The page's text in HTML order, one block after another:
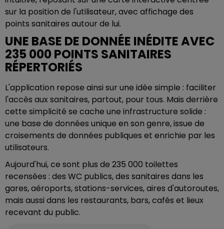
sur la position de l'utilisateur, avec affichage des
points sanitaires autour de lui.
UNE BASE DE DONNÉE INÉDITE AVEC
235 000 POINTS SANITAIRES
RÉPERTORIÉS
L'application repose ainsi sur une idée simple : faciliter
l'accès aux sanitaires, partout, pour tous. Mais derrière
cette simplicité se cache une infrastructure solide :
une base de données unique en son genre, issue de
croisements de données publiques et enrichie par les
utilisateurs.
Aujourd'hui, ce sont plus de 235 000 toilettes
recensées : des WC publics, des sanitaires dans les
gares, aéroports, stations-services, aires d'autoroutes,
mais aussi dans les restaurants, bars, cafés et lieux
recevant du public.